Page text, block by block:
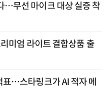
…무선 마이크 대상 실증 착
미엄 라이트 결합상품 출
표…스타링크가 AI 적자 메